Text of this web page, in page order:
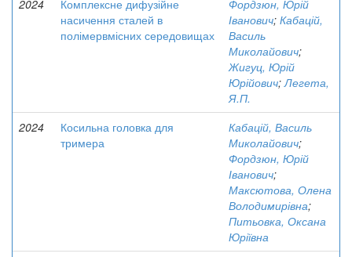
2024
Комплексне дифузійне
насичення сталей в
полімервмісних середовищах
Фордзюн, Юрій
Іванович; Кабацій,
Василь
Миколайович;
Жигуц, Юрій
Юрійович;Легета,
Я.П.
2024
Косильна головка для
тримера
Кабацій, Василь
Миколайович;
Фордзюн, Юрій
Іванович;
Максютова, Олена
Володимирівна;
Питьовка, Оксана
Юріївна